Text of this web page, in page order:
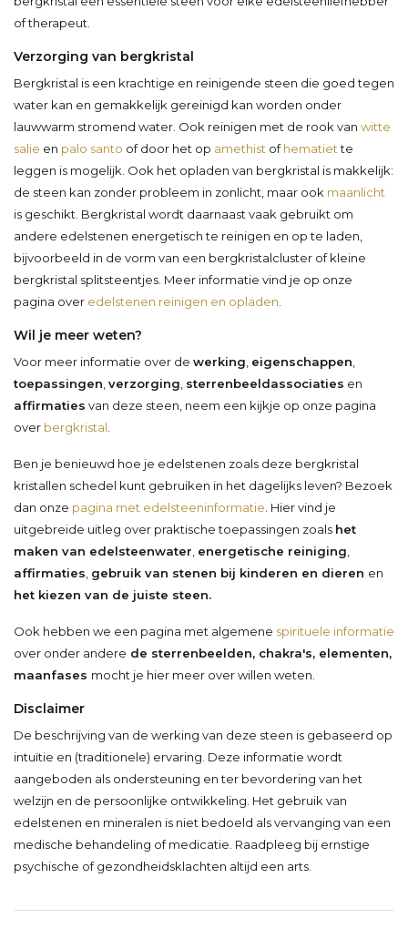
of therapeut.
Verzorging van bergkristal
Bergkristal is een krachtige en reinigende steen die goed tegen
water kan en gemakkelijk gereinigd kan worden onder
lauwwarm stromend water. Ook reinigen met de rook van witte
salie en palo santo of door het op amethist ofhematiette
leggen is mogelijk. Ook het opladen van bergkristal is makkelijk:
de steen kan zonder probleem in zonlicht, maar ook maanlicht
is geschikt. Bergkristal wordt daarnaast vaak gebruikt om
andere edelstenen energetisch te reinigen en op te laden,
bijvoorbeeld in de vorm van een bergkristalcluster of kleine
bergkristal splitsteentjes. Meer informatie vind je op onze
pagina over edelstenen reinigen en opladen
Wil je meer weten?
Voor meer informatie over de werking eigenschappen
toepassingen verzorging sterrenbeeldassociaties en
affirmaties van deze steen, neem een kijkje op onze pagina
over bergkristal
Ben je benieuwd hoe je edelstenen zoals deze bergkristal
kristallen schedel kunt gebruiken in het dagelijks leven? Bezoek
dan onze pagina met edelsteeninformatie . Hier vind je
uitgebreide uitleg over praktische toepassingen zoals het
maken van edelsteenwater energetische reiniging
affirmaties gebruik van stenen bij kinderen en dieren en
het kiezen van de juiste steen.
Ook hebben we een pagina met algemene spirituele informatie
over onder andere de sterrenbeelden, chakra's, elementen,
maanfases mocht je hier meer over willen weten.
Disclaimer
De beschrijving van de werking van deze steen is gebaseerd op
intuïtie en (traditionele) ervaring. Deze informatie wordt
aangeboden als ondersteuning en ter bevordering van het
welzijn en de persoonlijke ontwikkeling. Het gebruik van
edelstenen en mineralen is niet bedoeld als vervanging van een
medische behandeling of medicatie. Raadpleeg bij ernstige
psychische of gezondheidsklachten altijd een arts.